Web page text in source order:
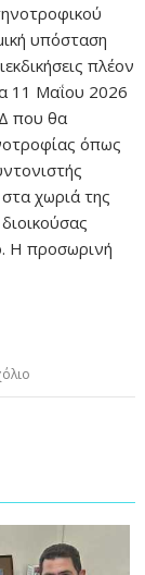
υπόσταση
πλέον
11 Μαΐου 2026
που θα
όπως
χωριά της
Η προσωρινή